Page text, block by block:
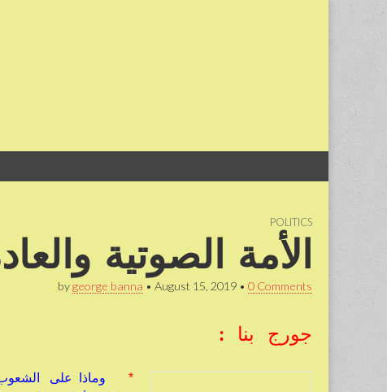
menu
POLITICS
الأمة الصوتية
bygeorge banna • August 15, 2019 • 0 Comments
جورج بنا :
* وماذا على الشعوب